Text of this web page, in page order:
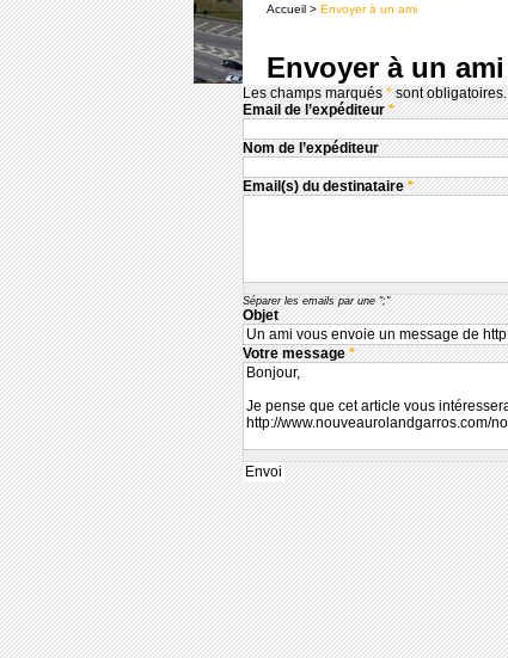
Accueil > Envoyer à un ami
Envoyer à un ami
Les champs marqués*sont obligatoires.
Email de l’expéditeur*
Nom de l’expéditeur
Email(s) du destinataire*
Séparer les emails par une ";"
Objet
Votre message*